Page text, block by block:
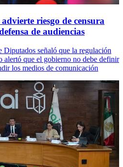
riesgo de censura
de audiencias
Diputados señaló que la regulación
alertó que el gobierno no debe definir
los medios de comunicación